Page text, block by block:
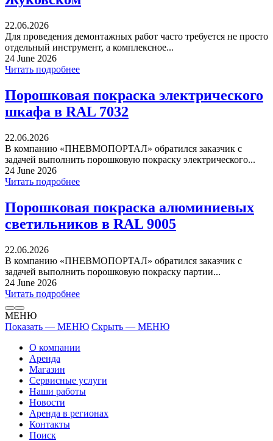
22.06.2026
Для проведения демонтажных работ часто требуется не просто
отдельный инструмент, а комплексное...
24 June 2026
Читать подробнее
Порошковая покраска электрического
шкафа в RAL 7032
22.06.2026
В компанию «ПНЕВМОПОРТАЛ» обратился заказчик с
задачей выполнить порошковую покраску электрического...
24 June 2026
Читать подробнее
Порошковая покраска алюминиевых
светильников в RAL 9005
22.06.2026
В компанию «ПНЕВМОПОРТАЛ» обратился заказчик с
задачей выполнить порошковую покраску партии...
24 June 2026
Читать подробнее
МЕНЮ
Показать — МЕНЮ Скрыть — МЕНЮ
О компании
Аренда
Магазин
Сервисные услуги
Наши работы
Новости
Аренда в регионах
Контакты
Поиск